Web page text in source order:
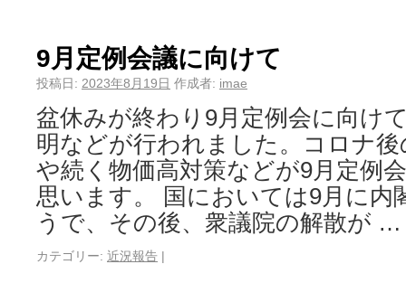
9月定例会議に向けて
投稿日: 2023年8月19日 作成者: imae
盆休みが終わり9月定例会に向け
明などが行われました。コロナ
や続く物価高対策などが9月定例
思います。 国においては9月に内
うで、その後、衆議院の解散が
カテゴリー: 近況報告 |